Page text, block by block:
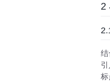
2
结
标